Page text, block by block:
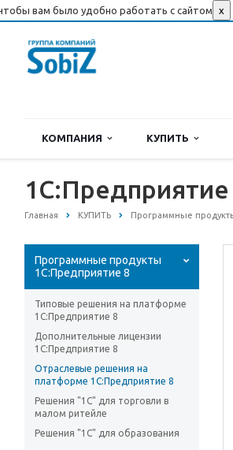
вам было удобно работать с сайтом x
КОМПАНИЯ КУПИТЬ
1С:Предприятие
Главная КУПИТЬ Программные
Программные продукты
1С:Предприятие 8
Типовые решения на платформе
1С:Предприятие 8
Дополнительные лицензии
1С:Предприятие 8
Отраслевые решения на
платформе 1С:Предприятие 8
Решения "1С" для торговли в
малом ритейле
Решения "1С" для образования